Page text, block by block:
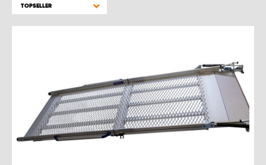
TOPSELLER
WORK SYSTEM WORK SYSTEM BRÜGGE